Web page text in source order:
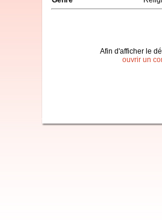
Afin d'afficher le
ouvrir un